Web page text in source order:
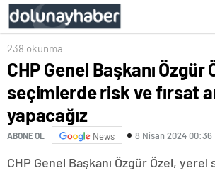
238 okunma
CHP Genel Başkanı Özgür
seçimlerde risk ve fırsat
yapacağız
ABONE OL News 8 Nisan 2024 00:36
CHP Genel Başkanı Özgür Özel,